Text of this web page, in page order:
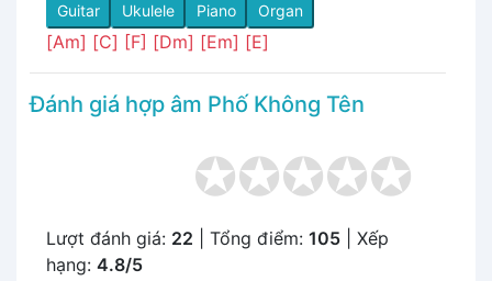
Guitar Ukulele Piano Organ
[Am] [C] [F] [Dm] [Em] [E]
Đánh giá hợp âm Phố Không Tên
Lượt đánh giá: 22 | Tổng điểm: 105 | Xếp
hạng: 4.8/5